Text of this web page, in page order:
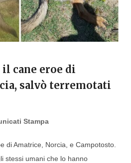
il cane eroe di
salvò terremotati
Stampa
di Amatrice, Norcia, e Campotosto.
stessi umani che lo hanno